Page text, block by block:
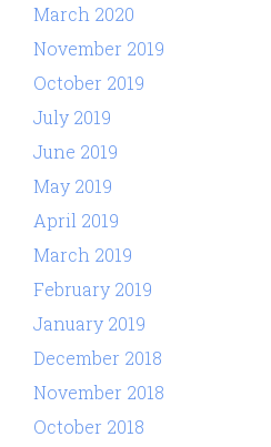
March 2020
November 2019
October 2019
July 2019
June 2019
May 2019
April 2019
March 2019
February 2019
January 2019
December 2018
November 2018
October 2018